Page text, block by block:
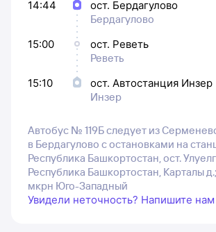
14:44
ост. Бердагулово
Бердагулово
15:00
ост. Реветь
Реветь
15:10
ост. Автостанция Инзер
Инзер
Автобус № 119Б следует из
в Бердагулово с остановками на
Республика Башкортостан, ост.
Республика Башкортостан, Карталы
мкрн Юго-Западный
Увидели неточность? Напишите нам